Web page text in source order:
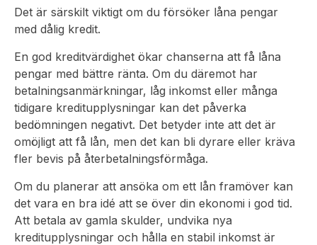
Det är särskilt viktigt om du försöker låna pengar
med dålig kredit.
En god kreditvärdighet ökar chanserna att få låna
pengar med bättre ränta. Om du däremot har
betalningsanmärkningar, låg inkomst eller många
tidigare kreditupplysningar kan det påverka
bedömningen negativt. Det betyder inte att det är
omöjligt att få lån, men det kan bli dyrare eller kräva
fler bevis på återbetalningsförmåga.
Om du planerar att ansöka om ett lån framöver kan
det vara en bra idé att se över din ekonomi i god tid.
Att betala av gamla skulder, undvika nya
kreditupplysningar och hålla en stabil inkomst är